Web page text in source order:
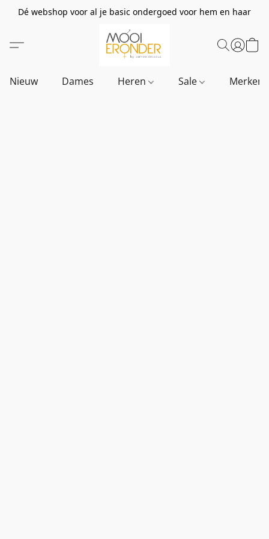
Dé webshop voor al je basic ondergoed voor hem en haar
Nieuw Dames Heren Sale Merken